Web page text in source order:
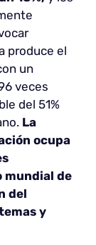
produce el
un
veces
del 51%
La
ocupa
mundial de
del
y